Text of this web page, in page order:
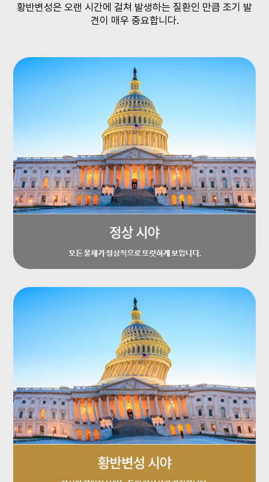
황반변성은 오랜 시간에 걸쳐 발생하는 질환인 만큼 조기 발
견이 매우 중요합니다.